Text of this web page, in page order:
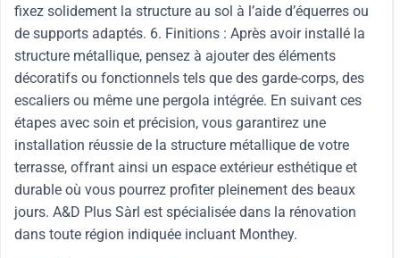
fixez solidement la structure au sol à l’aide d’équerres ou
de supports adaptés. 6. Finitions : Après avoir installé la
structure métallique, pensez à ajouter des éléments
décoratifs ou fonctionnels tels que des garde-corps, des
escaliers ou même une pergola intégrée. En suivant ces
étapes avec soin et précision, vous garantirez une
installation réussie de la structure métallique de votre
terrasse, offrant ainsi un espace extérieur esthétique et
durable où vous pourrez profiter pleinement des beaux
jours. A&D Plus Sàrl est spécialisée dans la rénovation
dans toute région indiquée incluant Monthey.